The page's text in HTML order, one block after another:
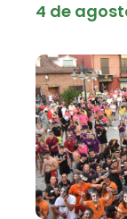
4 de